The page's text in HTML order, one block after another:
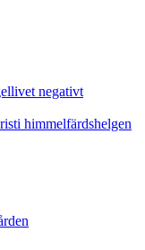
negativt
himmelfärdshelgen